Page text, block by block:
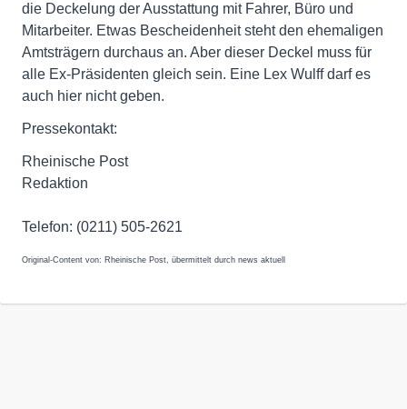
die Deckelung der Ausstattung mit Fahrer, Büro und
Mitarbeiter. Etwas Bescheidenheit steht den ehemaligen
Amtsträgern durchaus an. Aber dieser Deckel muss für
alle Ex-Präsidenten gleich sein. Eine Lex Wulff darf es
auch hier nicht geben.
Pressekontakt:
Rheinische Post
Redaktion
Telefon: (0211) 505-2621
Original-Content von: Rheinische Post, übermittelt durch news aktuell